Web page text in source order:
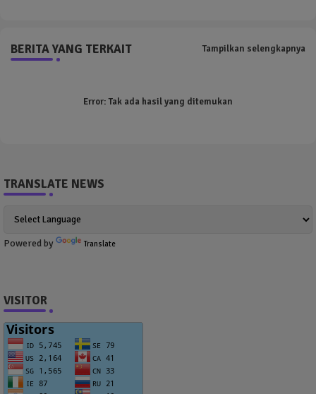
BERITA YANG TERKAIT Tampilkan selengkapnya
Error:Tak ada hasil yang ditemukan
TRANSLATE NEWS
Powered by Translate
VISITOR